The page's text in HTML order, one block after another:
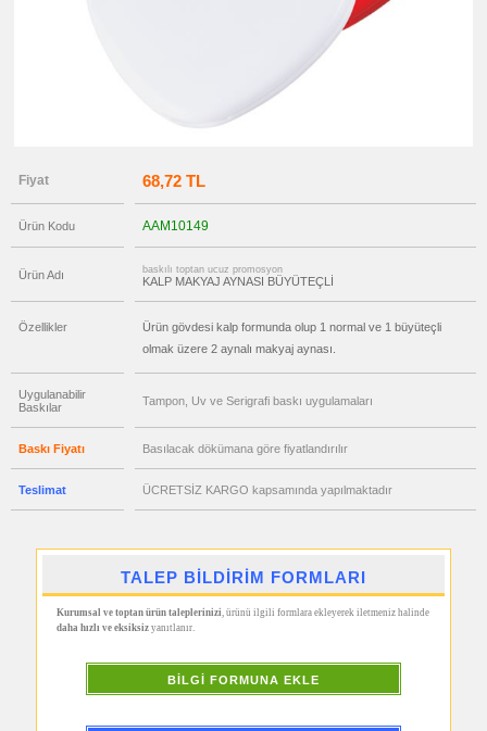
Fiyat 68,72 TL
Ürün Kodu AAM10149
Ürün Adı baskılı toptan ucuz promosyon
KALP MAKYAJ AYNASI BÜYÜTEÇLİ
Özellikler
Ürün gövdesi kalp formunda olup 1 normal ve 1 büyüteçli
olmak üzere 2 aynalı makyaj aynası.
Uygulanabilir
Baskılar
Tampon, Uv ve Serigrafi baskı uygulamaları
Baskı Fiyatı Basılacak dökümana göre fiyatlandırılır
Teslimat ÜCRETSİZ KARGO kapsamında yapılmaktadır
TALEP BİLDİRİM FORMLARI
Kurumsal ve toptan ürün taleplerinizi, ürünü ilgili formlara ekleyerek iletmeniz halinde
daha hızlı ve eksiksizyanıtlanır.
BİLGİ FORMUNA EKLE
Geri
Ürünler
promosyon
Hesap
promosyon
Şerit
Metre
Mezura
promosyon
Çakı
&
El
Feneri
Çakmak
promosyon
Masa
Çanta